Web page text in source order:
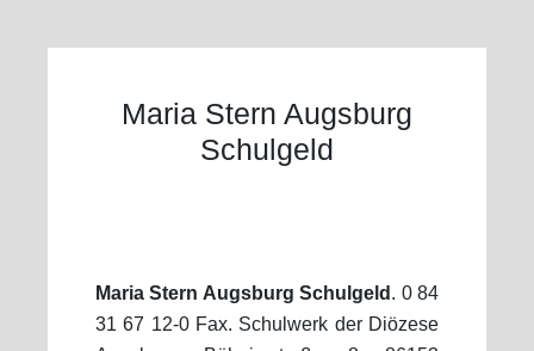
Maria Stern Augsburg
Schulgeld
Maria Stern Augsburg Schulgeld . 0 84
31 67 12-0 Fax. Schulwerk der Diözese